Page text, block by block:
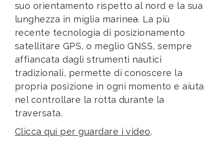
suo orientamento rispetto al nord e la sua
lunghezza in miglia marinea. La più
recente tecnologia di posizionamento
satellitare GPS, o meglio GNSS, sempre
affiancata dagli strumenti nautici
tradizionali, permette di conoscere la
propria posizione in ogni momento e aiuta
nel controllare la rotta durante la
traversata.
Clicca qui per guardare i video.